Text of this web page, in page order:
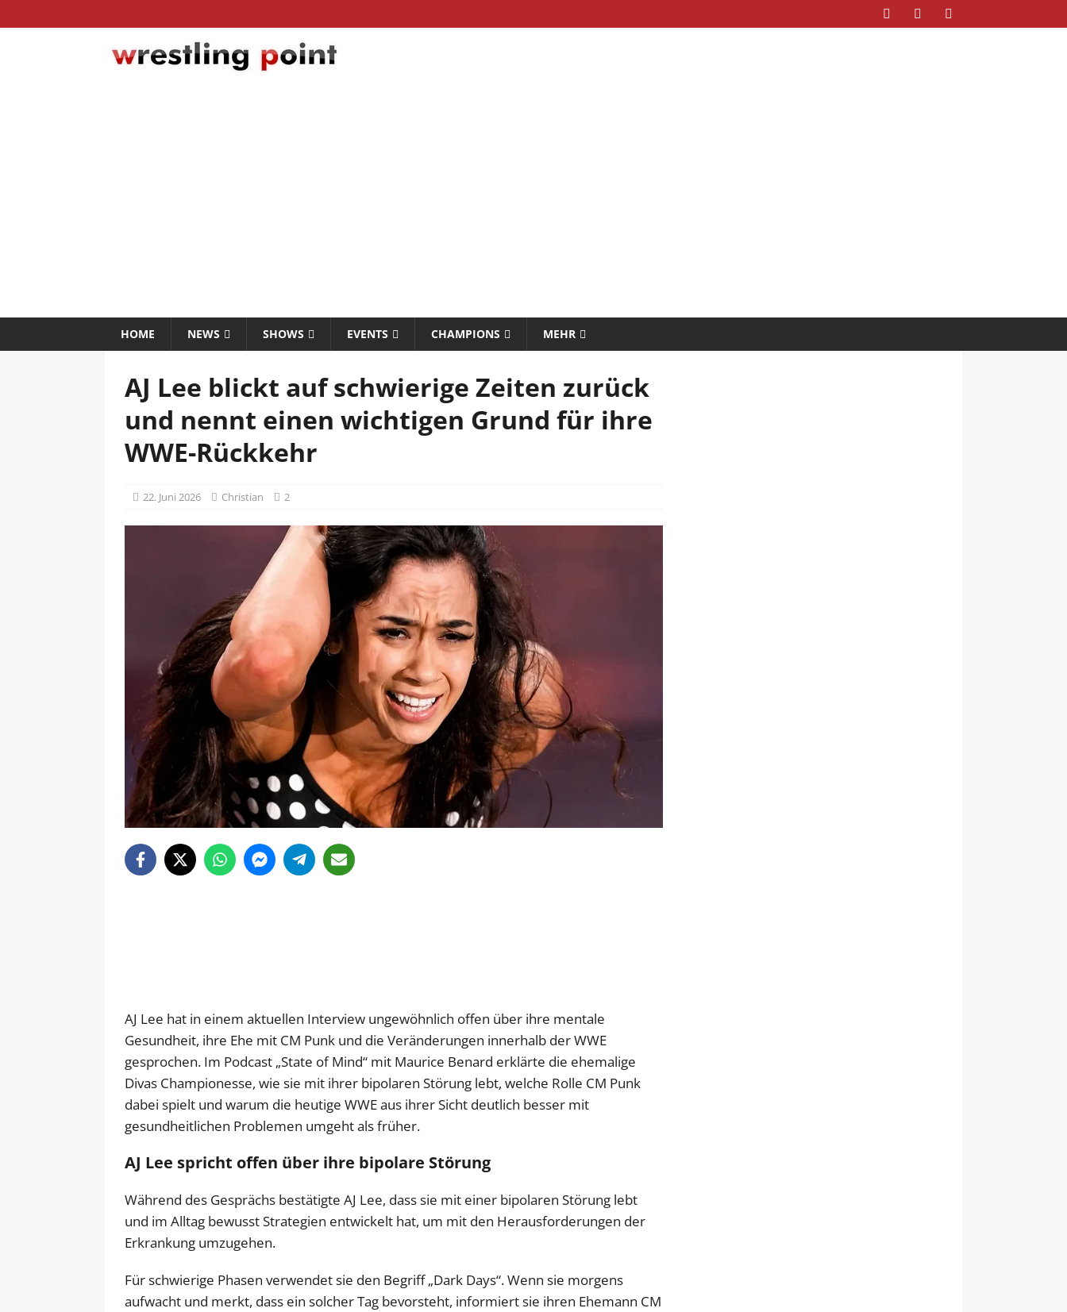
HOME NEWS SHOWS EVENTS CHAMPIONS MEHR
AJ Lee blickt auf schwierige Zeiten zurück
und nennt einen wichtigen Grund für ihre
WWE-Rückkehr
22. Juni 2026 Christian 2
AJ Lee hat in einem aktuellen Interview ungewöhnlich offen über ihre mentale
Gesundheit, ihre Ehe mit CM Punk und die Veränderungen innerhalb der WWE
gesprochen. Im Podcast „State of Mind“ mit Maurice Benard erklärte die ehemalige
Divas Championesse, wie sie mit ihrer bipolaren Störung lebt, welche Rolle CM Punk
dabei spielt und warum die heutige WWE aus ihrer Sicht deutlich besser mit
gesundheitlichen Problemen umgeht als früher.
AJ Lee spricht offen über ihre bipolare Störung
Während des Gesprächs bestätigte AJ Lee, dass sie mit einer bipolaren Störung lebt
und im Alltag bewusst Strategien entwickelt hat, um mit den Herausforderungen der
Erkrankung umzugehen.
Für schwierige Phasen verwendet sie den Begriff „Dark Days“. Wenn sie morgens
aufwacht und merkt, dass ein solcher Tag bevorsteht, informiert sie ihren Ehemann CM